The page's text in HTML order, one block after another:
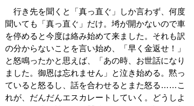
行き先を聞くと「真っ直ぐ」しか言わず、何度
聞いても「真っ直ぐ」だけ。埓が開かないので車
を停めると今度は絡み始めて来ました。それも訳
の分からないことを言い始め、「早く金返せ！」
と怒鳴ったかと思えば、「あの時、お世話になり
ました。御恩は忘れません」と泣き始める。黙っ
ていると怒るし、話を合わせるとまた怒る……こ
れが、だんだんエスカレートしていく。どうしよ